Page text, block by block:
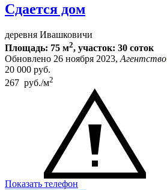
Сдается дом
деревня Ивашковичи
Площадь: 75 м2, участок: 30 соток
Обновлено 26 ноября 2023, Агентство
20 000 руб.
267 руб./м2
Показать телефон